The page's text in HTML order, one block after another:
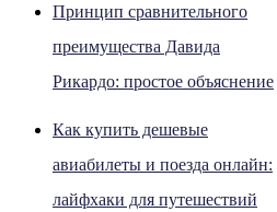
Принцип сравнительного
преимущества Давида
Рикардо: простое объяснение
Как купить дешевые
авиабилеты и поезда онлайн:
лайфхаки для путешествий